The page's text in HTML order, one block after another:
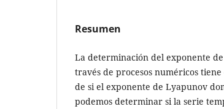
Resumen
La determinación del exponente
través de procesos numéricos
de si el exponente de Lyapunov
podemos determinar si la serie